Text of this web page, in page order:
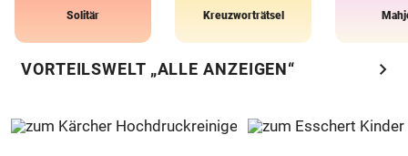
Solitär Kreuzworträtsel
VORTEILSWELT „ALLE ANZEIGEN“ chevron_right